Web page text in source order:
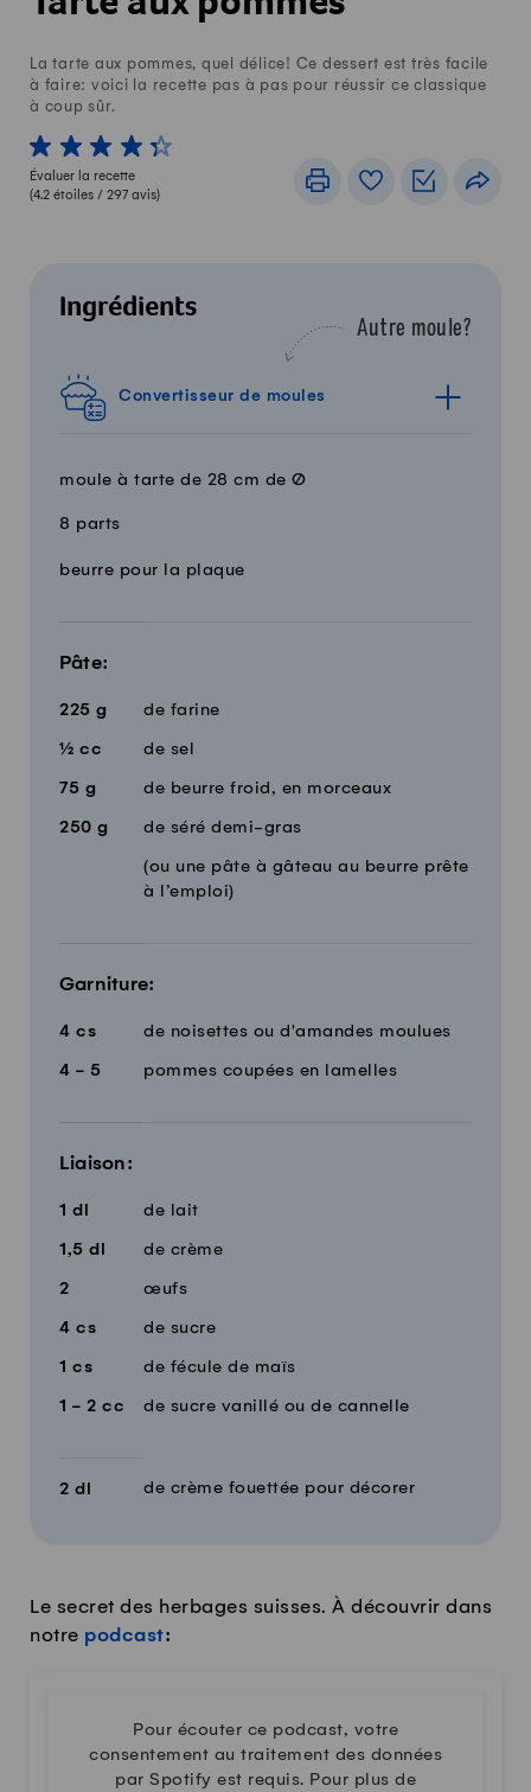
La tarte aux pommes, quel délice! Ce dessert est très facile
à faire: voici la recette pas à pas pour réussir ce classique
à coup sûr.
1 von 5 étoiles
2 von 5 étoiles
3 von 5 étoiles
4 von 5 étoiles
5 von 5 étoiles
Évaluer la recette
(4.2 étoiles / 297 avis)
ImprimerLivre de recettes
Listes de
Ingrédients
Autre moule?
Convertisseur de moules
moule à tarte de 28 cm de Ø
8 parts
QuantitéIngrédients
beurre pour la plaque
Pâte:
225 g de farine
½ cc de sel
75 g de beurre froid, en morceaux
250 g de séré demi-gras
(ou une pâte à gâteau au beurre prête
à l’emploi)
Garniture:
4 cs de noisettes ou d'amandes moulues
4 - 5 pommes coupées en lamelles
Liaison:
1 dl de lait
1,5 dl de crème
2 œufs
4 cs de sucre
1 cs de fécule de maïs
1 - 2 cc de sucre vanillé ou de cannelle
2 dl de crème fouettée pour décorer
Le secret des herbages suisses. À découvrir dans
notre podcast:
Pour écouter ce podcast, votre
consentement au traitement des données
par Spotify est requis. Pour plus de